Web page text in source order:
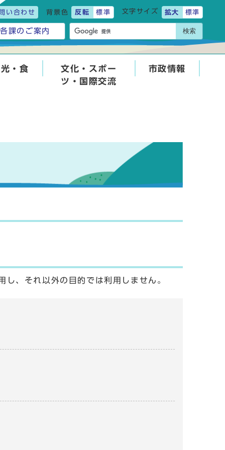
い合わせ 背景色 反転 標準 文字サイズ 拡大 標準
各課のご案内 検索
・食
文化・スポー
ツ・国際交流
市政情報
、それ以外の目的では利用しません。